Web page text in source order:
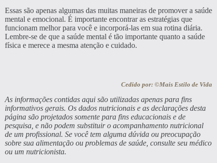
Essas são apenas algumas das muitas maneiras de promover a saúde
mental e emocional. É importante encontrar as estratégias que
funcionam melhor para você e incorporá-las em sua rotina diária.
Lembre-se de que a saúde mental é tão importante quanto a saúde
física e merece a mesma atenção e cuidado.
Cedido por: ©Mais Estilo de Vida
As informações contidas aqui são utilizadas apenas para fins
informativos gerais. Os dados nutricionais e as declarações desta
página são projetados somente para fins educacionais e de
pesquisa, e não podem substituir o acompanhamento nutricional
de um profissional. Se você tem alguma dúvida ou preocupação
sobre sua alimentação ou problemas de saúde, consulte seu médico
ou um nutricionista.